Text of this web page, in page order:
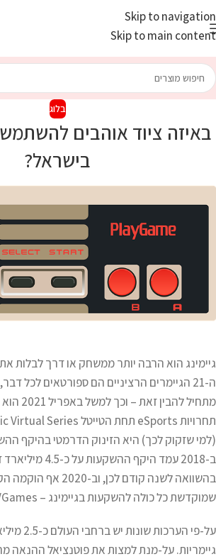
Skip to navigation
Skip to main content
בלוג
באיזה ציוד אוהבים להשתמש
בישראל?
גיימינג הוא הרבה יותר ממשחק או דרך לבלות
ה-21 הגיימרים הרציניים הם ספורטאים לכל
מתחיל
(למי שזקוק לכך) היא הזינוק הדרמטי בהיקף
בהשוואה לשנה קודם
שמוקדשת כל כולה להשקעות בגיימינג – VGames.
על-פי
גיימריות. על-מנת למצות את פוטנציאל ההנאה